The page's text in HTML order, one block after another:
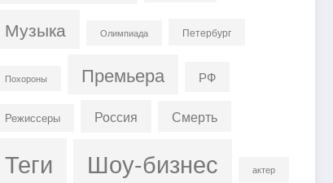
Музыка Олимпиада Петербург
Похороны Премьера РФ
Режиссеры Россия Смерть
Теги Шоу-бизнес актер